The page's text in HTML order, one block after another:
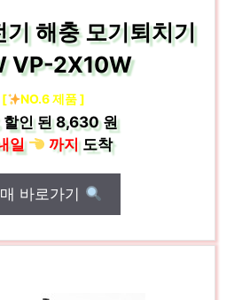
기 해충 모기퇴치기
VP-2X10W
[ NO.6 제품 ]
할인 된8,630 원
일
까지도착
바로가기